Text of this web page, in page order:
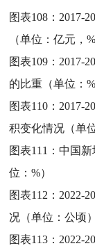
图表108： 2017-
（单位：亿元，%
图表109： 2017-
的比重（单位：%
图表110： 2017-
积变化情况（单
图表111：中国新
位：%）
图表112： 2022-
况（单位：公顷）
图表113： 2022-